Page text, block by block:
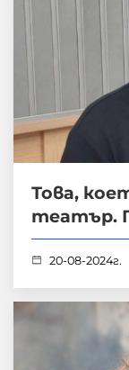
Това,
театър.
20-08-2024г.